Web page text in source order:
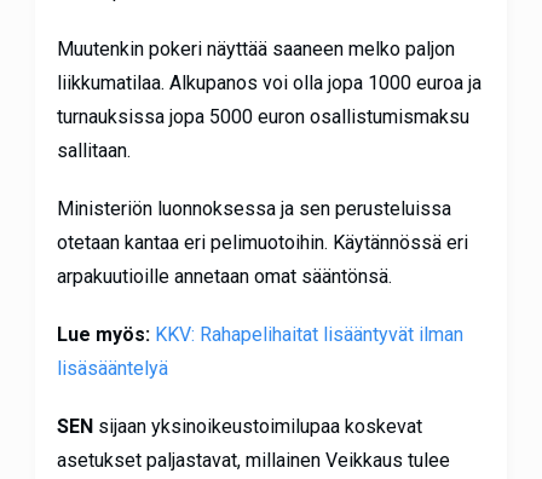
Muutenkin pokeri näyttää saaneen melko paljon
liikkumatilaa. Alkupanos voi olla jopa 1000 euroa ja
turnauksissa jopa 5000 euron osallistumismaksu
sallitaan.
Ministeriön luonnoksessa ja sen perusteluissa
otetaan kantaa eri pelimuotoihin. Käytännössä eri
arpakuutioille annetaan omat sääntönsä.
Lue myös: KKV: Rahapelihaitat lisääntyvät ilman
lisäsääntelyä
SEN sijaan yksinoikeustoimilupaa koskevat
asetukset paljastavat, millainen Veikkaus tulee